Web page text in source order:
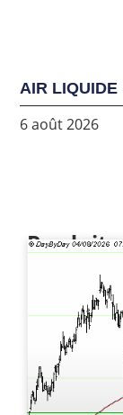
AIR
6 août 2026
Produits